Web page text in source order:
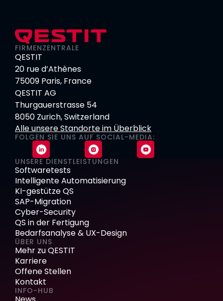
FIRMENZENTRALE
QESTIT
20 rue d’Athènes
75009 Paris, France
QESTIT AG
Thurgauerstrasse 54
8050 Zurich, Switzerland
Alle unsere Standorte im Überblick
FOLGEN SIE UNS AUF SOCIAL-MEDIA:
UNSERE DIENSTLEISTUNGEN
Softwaretests
Intelligente Automatisierung
KI-gestütze QS
SAP-Migration
Cyber-Security
QS in der Fertigung
Bedarfsanalyse & UX-Design
ÜBER UNS
Mehr zu QESTIT
Karriere
Offene Stellen
Kontakt
INFO-HUB